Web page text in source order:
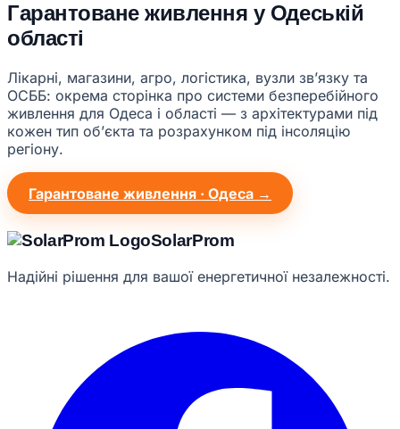
Гарантоване живлення у Одеській
області
Лікарні, магазини, агро, логістика, вузли звʼязку та
ОСББ: окрема сторінка про системи безперебійного
живлення для Одеса і області — з архітектурами під
кожен тип обʼєкта та розрахунком під інсоляцію
регіону.
Гарантоване живлення · Одеса →
SolarProm
Надійні рішення для вашої енергетичної незалежності.